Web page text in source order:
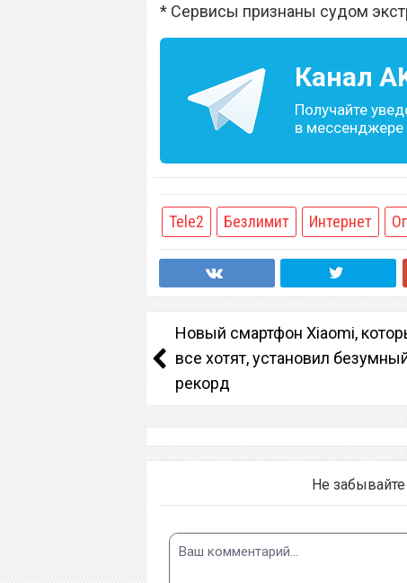
* Сервисы признаны судом
Канал
Получайте
в мессенджере
Tele2 Безлимит Интернет
Новый смартфон Xiaomi,
все хотят, установил
рекорд
Не